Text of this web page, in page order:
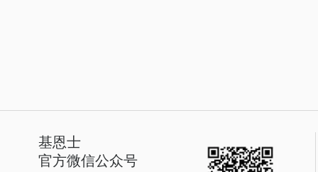
基恩士
官方微信公众号